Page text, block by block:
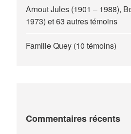
Arnout Jules (1901 – 1988),
1973) et 63 autres témoins
Famille Quey (10 témoins)
Commentaires récents